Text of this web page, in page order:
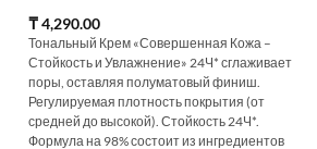
₸4,290.00
Тональный Крем «Совершенная Кожа –
Стойкость и Увлажнение» 24Ч* сглаживает
поры, оставляя полуматовый финиш.
Регулируемая плотность покрытия (от
средней до высокой). Стойкость 24Ч*.
Формула на 98% состоит из ингредиентов